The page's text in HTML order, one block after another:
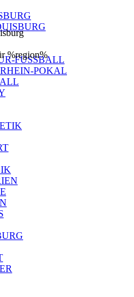
FUSSBALL
POKAL
] -
Sie fünf Themen, die bis
in Ihrer Region
kostenlos in
Newsletter stimme